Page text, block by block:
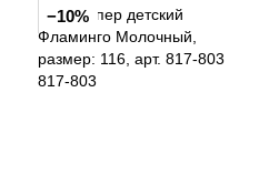
−10%